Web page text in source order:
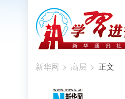
新华网 > 高层 > 正文